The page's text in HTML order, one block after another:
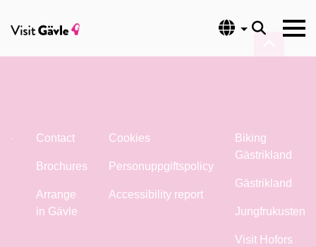
Language
Contact
Brochures
Arrange
in Gävle
Cookies
Personuppgiftspolicy
Accessibility report
Biking
Gästrikland
Gästrikland
Jungfrukusten
Visit Hofors